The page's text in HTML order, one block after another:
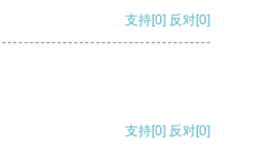
支持[0] 反对[0]
支持[0] 反对[0]